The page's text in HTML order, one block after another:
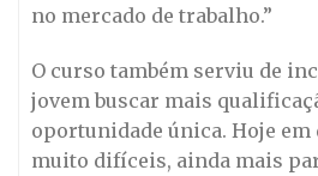
no mercado de trabalho.”
O curso também serviu de
jovem buscar mais
oportunidade única. Hoje em
muito difíceis, ainda mais